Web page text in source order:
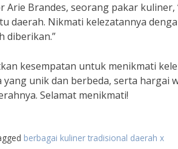
Arie Brandes, seorang pakar
daerah. Nikmati kelezatannya
diberikan.”
kesempatan untuk menikmati
unik dan berbeda, serta hargai
Selamat menikmati!
berbagai kuliner tradisional daerah x